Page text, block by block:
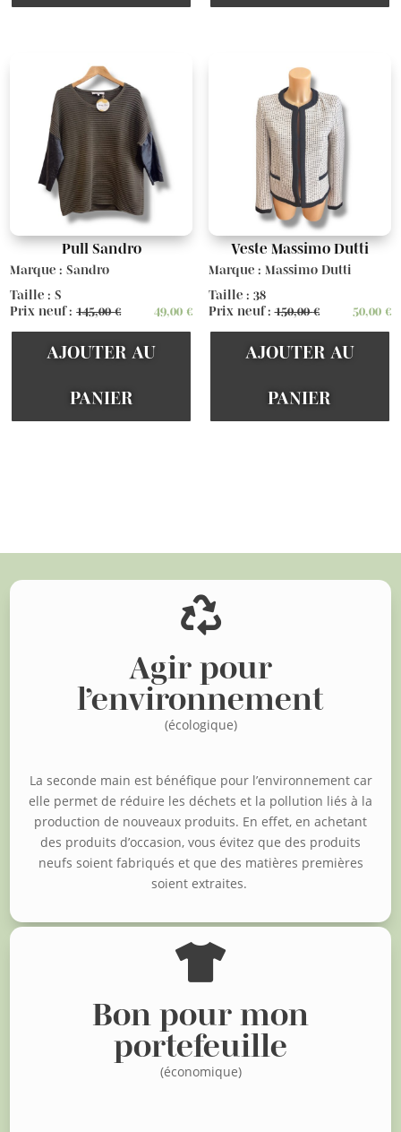
Pull Sandro
Marque : Sandro
Taille : S
Prix neuf :145,00€ 49,00€
AJOUTER AU
PANIER
Veste Massimo Dutti
Marque : Massimo Dutti
Taille : 38
Prix neuf :150,00€ 50,00 €
AJOUTER AU
PANIER

Agir pour
l’environnement
(écologique)
La seconde main est bénéfique pour l’environnement car
elle permet de réduire les déchets et la pollution liés à la
production de nouveaux produits. En effet, en achetant
des produits d’occasion, vous évitez que des produits
neufs soient fabriqués et que des matières premières
soient extraites.

Bon pour mon
portefeuille
(économique)